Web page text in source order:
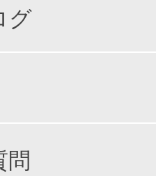
グ
問